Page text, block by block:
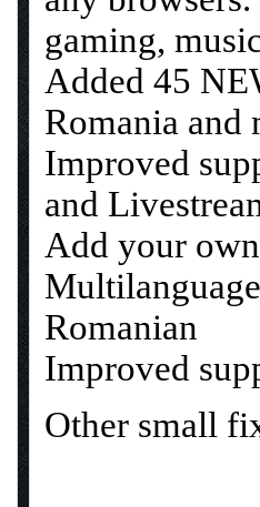
gaming,
Added 45
Romania and
Improved
and
Add your
Romanian
Improved
Other small